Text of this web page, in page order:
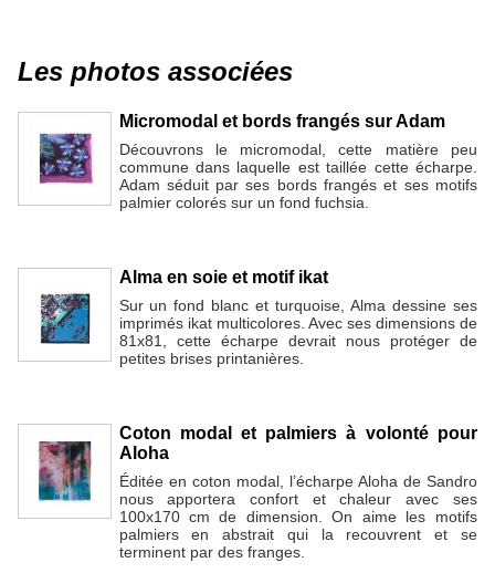
Les photos associées
Micromodal et bords frangés sur Adam
Découvrons le micromodal, cette matière peu
commune dans laquelle est taillée cette écharpe.
Adam séduit par ses bords frangés et ses motifs
palmier colorés sur un fond fuchsia.
Alma en soie et motif ikat
Sur un fond blanc et turquoise, Alma dessine ses
imprimés ikat multicolores. Avec ses dimensions de
81x81, cette écharpe devrait nous protéger de
petites brises printanières.
Coton modal et palmiers à volonté pour
Aloha
Éditée en coton modal, l’écharpe Aloha de Sandro
nous apportera confort et chaleur avec ses
100x170 cm de dimension. On aime les motifs
palmiers en abstrait qui la recouvrent et se
terminent par des franges.